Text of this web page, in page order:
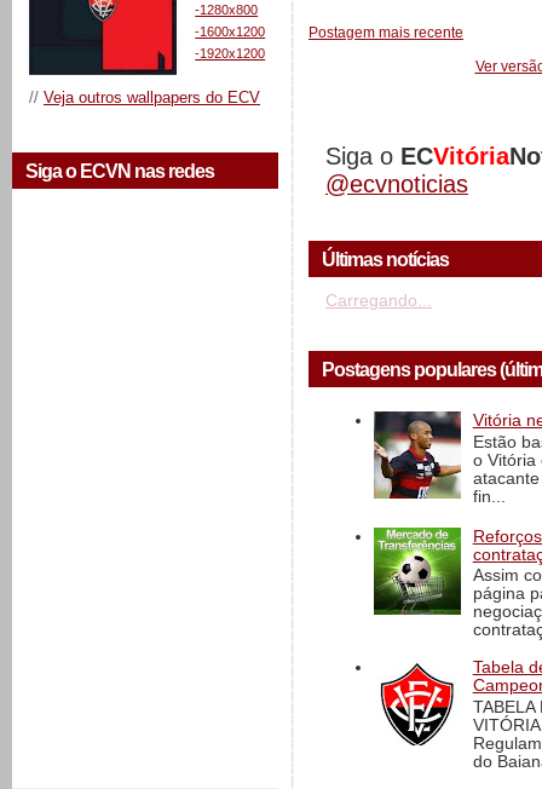
-1280x800
-1600x1200
-1920x1200
// Veja outros wallpapers do ECV
Siga o ECVN nas redes
Postagem mais recente
Ver
Siga o ECVitória
@ecvnoticias
Últimas notícias
Carregando...
Postagens populares
Vitória
Estão
o Vitória
fin...
Assim
página
Tabela
TABELA
do